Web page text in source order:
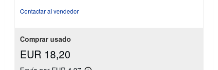
Contactar al vendedor
Comprar usado
EUR 18,20